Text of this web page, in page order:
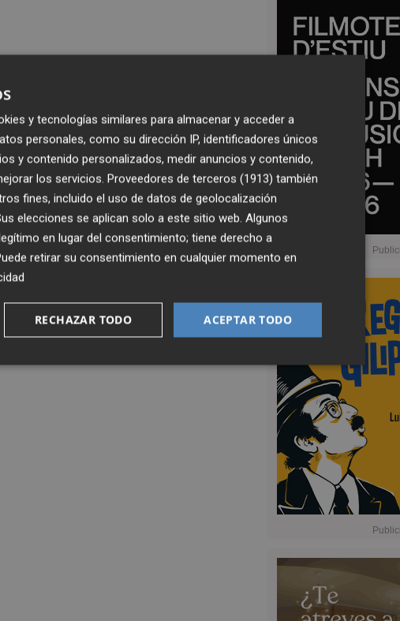
y tecnologías similares para almacenar y acceder a
personales, como su dirección IP, identificadores únicos
y contenido personalizados, medir anuncios y contenido,
los servicios. Proveedores de terceros (1913) también
fines, incluido el uso de datos de geolocalización
elecciones se aplican solo a este sitio web. Algunos
en lugar del consentimiento; tiene derecho a
retirar su consentimiento en cualquier momento en
ACEPTAR TODO
RECHAZAR TODO